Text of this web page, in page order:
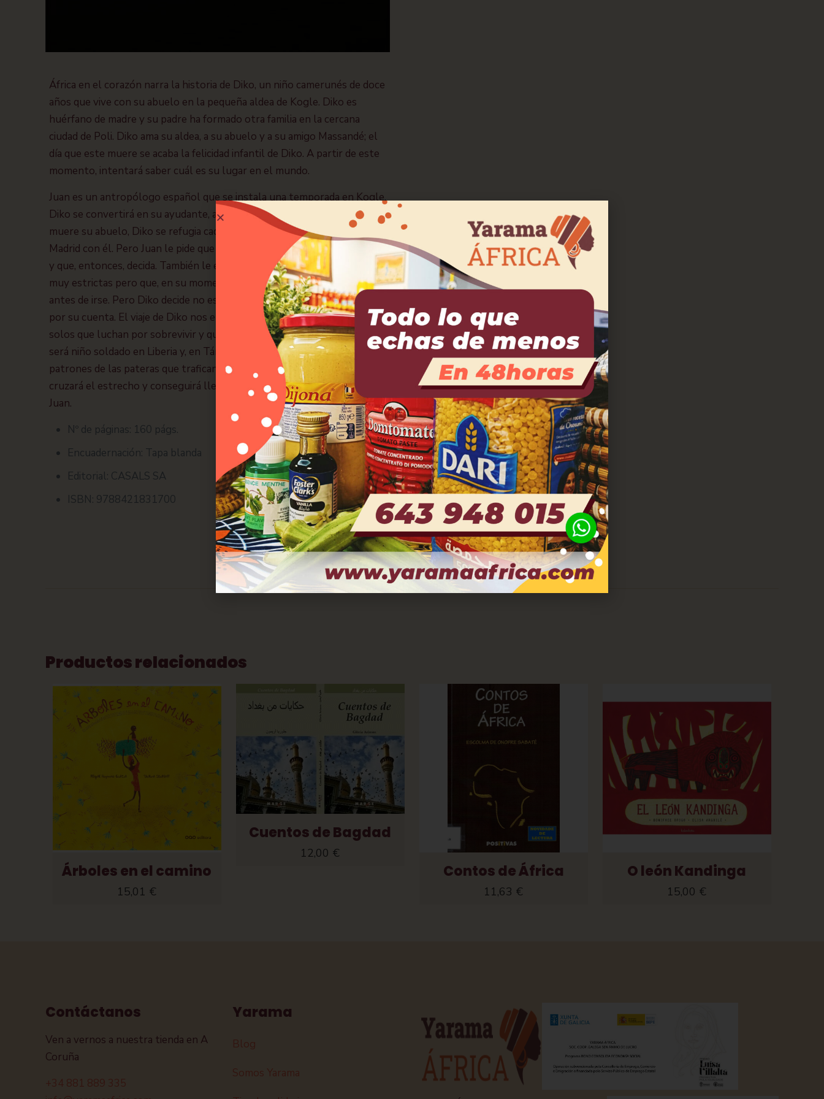
África en el corazón narra la historia de Diko, un niño camerunés de doce
años que vive con su abuelo en la pequeña aldea de Kogle. Diko es
huérfano de madre y su padre ha formado otra familia en la cercana
ciudad de Poli. Diko ama su aldea, a su abuelo y a su amigo Massandé; el
día que este muere se acaba la felicidad infantil de Diko. A partir de este
momento, intentará saber cuál es su lugar en el mundo.
Juan es un antropólogo español que se instala una temporada en Kogle.
Diko se convertirá en su ayudante, alumno de español y amigo. Cuando
muere su abuelo, Diko se refugia cada vez más en Juan. Sueña con irse a
Madrid con él. Pero Juan le pide que espere hasta que sea mayor de edad
y que, entonces, decida. También le explica que en España las leyes son
muy estrictas pero que, en su momento, él le ayudará. Así se lo promete
antes de irse. Pero Diko decide no esperar y emprende el viaje a Madrid
por su cuenta. El viaje de Diko nos enfrenta a la realidad de los niños
solos que luchan por sobrevivir y que son terriblemente utilizados. Diko
será niño soldado en Liberia y, en Tánger, entrará en contacto con los
patrones de las pateras que trafican con personas. Finalmente, Diko,
cruzará el estrecho y conseguirá llegar hasta Madrid y hasta su amigo
Juan.
Nº de páginas: 160 págs.
Encuadernación: Tapa blanda
Editorial: CASALS SA
ISBN: 9788421831700
Productos relacionados
Árboles en el camino
15,01 €
Cuentos de Bagdad
12,00 €
Contos de África
11,63 €
O león Kandinga
15,00 €
Contáctanos
Ven a vernos a nuestra tienda en A
Coruña
Yarama